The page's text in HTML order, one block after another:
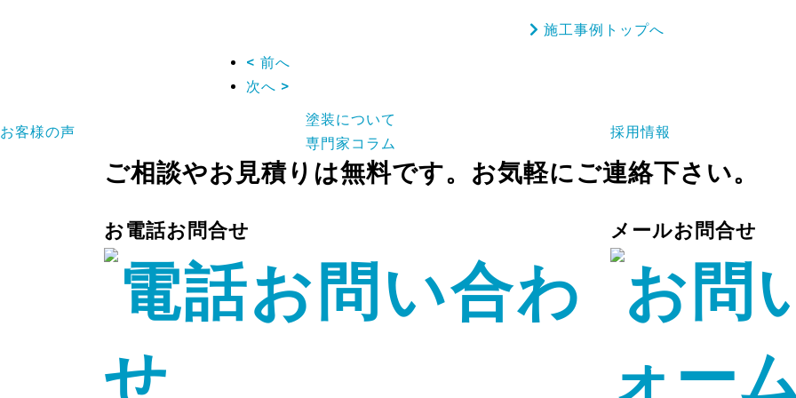
施工事例トップへ
< 前へ
次へ >
お客様の声
塗装について
専門家コラム
採用情報
ご相談やお見積りは無料です。お気軽にご連絡下さい。
お電話お問合せ メールお問合せ